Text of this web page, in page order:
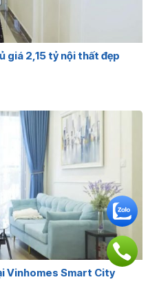
giá 2,15 tỷ nội thất đẹp
Vinhomes Smart City